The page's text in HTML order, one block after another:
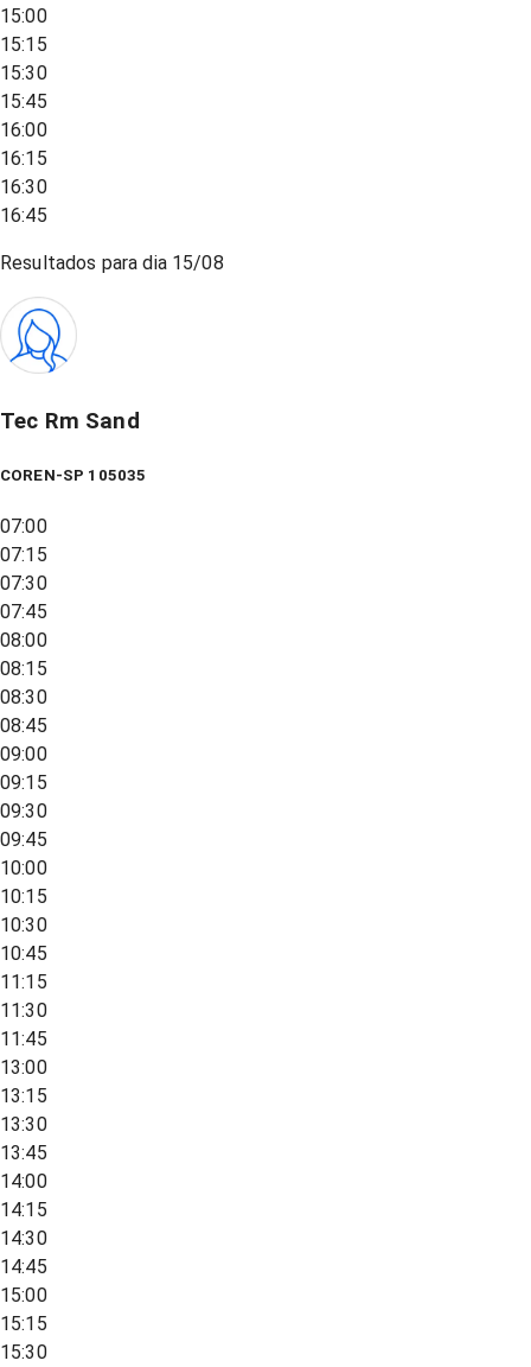
15:00
15:15
15:30
15:45
16:00
16:15
16:30
16:45
Resultados para dia 15/08
Tec Rm Sand
COREN-SP 105035
07:00
07:15
07:30
07:45
08:00
08:15
08:30
08:45
09:00
09:15
09:30
09:45
10:00
10:15
10:30
10:45
11:15
11:30
11:45
13:00
13:15
13:30
13:45
14:00
14:15
14:30
14:45
15:00
15:15
15:30